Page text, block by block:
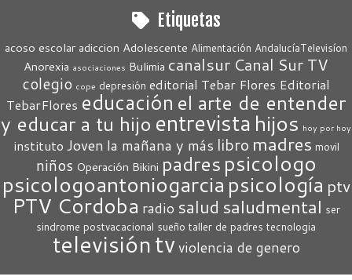
Etiquetas
acoso escolar adiccion Adolescente Alimentación AndalucíaTelevisíon
Anorexia asociaciones Bulimia canalsur Canal Sur TV
colegio cope depresión editorial Tebar Flores Editorial
TebarFlores educación el arte de entender
y educar a tu hijo entrevista hijos hoy por hoy
instituto Joven la mañana y más libro madres movil
niños Operación Bikini padres psicologo
psicologoantoniogarcia psicología ptv
PTV Cordoba radio salud saludmental ser
sindrome postvacacional sueño taller de padres tecnologia
televisióntv violencia de genero